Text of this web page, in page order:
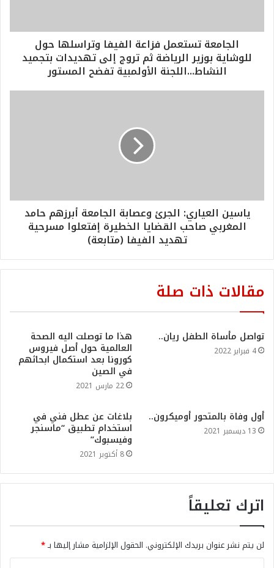
الجامعة تستعمل فزاعة الفيفا وتراسلها حول
للوشاية بوزير الرياضة ثم تروج إلى تهديدات بتجميد
النشاط...اللجنة الأولمبية تفضح المستور
ياسين العياري: الجرئ وعصابة الجامعة أبرزهم حامد
المغربي صاحب القضايا الخطيرة إفتعلوا مسرحية
تهديد الفيفا (متابعة)
مقالات ذات صلة
تواصل مأساة الطفل ريان..
4 فبراير 2022
هذا ما توصلت اليه الصحة
العالمية حول أصل فيروس
كورونا بعد استكمال ابحاثهم
في الصين
22 مارس 2021
أول وفاة بالمتحور أوميكرون..
13 ديسمبر 2021
بلاغات عن عطل فني في
استخدام تطبيق “ماسنجر
وفيسبوك”
8 أكتوبر 2021
اترك تعليقاً
لن يتم نشر عنوان بريدك الإلكتروني. الحقول الإلزامية مشار إليها بـ*